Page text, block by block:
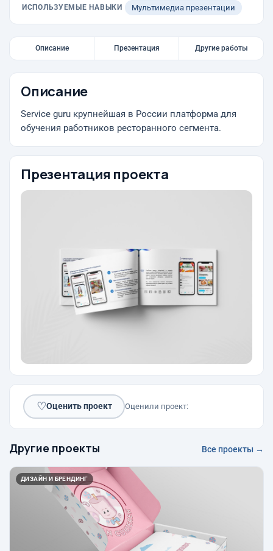
ИСПОЛЬЗУЕМЫЕ НАВЫКИ Мультимедиа презентации
Описание Презентация Другие работы
Описание
Service guru крупнейшая в России платформа для
обучения работников ресторанного сегмента.
Презентация проекта
♡Оценить проект Оценили проект:
Другие проекты Все проекты →
ДИЗАЙН И БРЕНДИНГ